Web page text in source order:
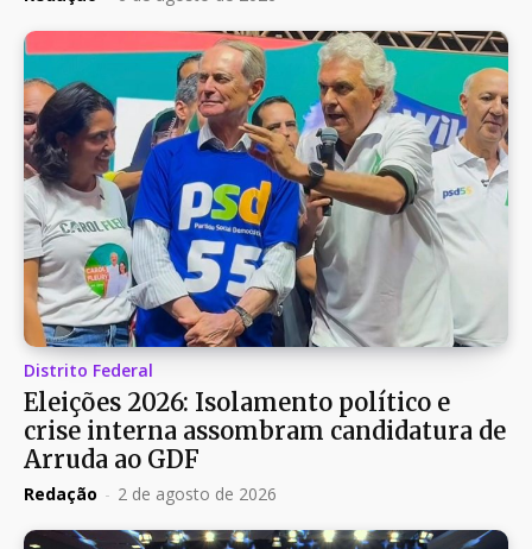
Distrito Federal
Eleições 2026: Isolamento político e
crise interna assombram candidatura de
Arruda ao GDF
Redação - 2 de agosto de 2026